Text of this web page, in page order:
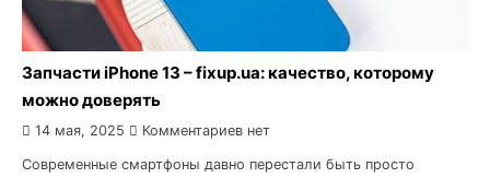
Запчасти iPhone 13 – fixup.ua: качество, которому
можно доверять
14 мая, 2025 Комментариев нет
Современные смартфоны давно перестали быть просто